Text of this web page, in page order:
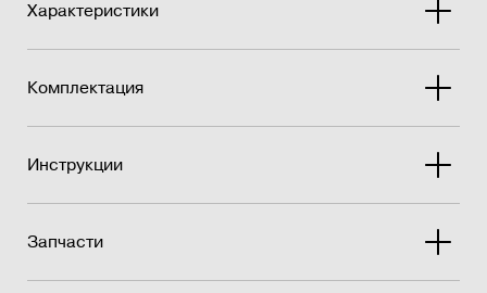
Характеристики
Комплектация
Инструкции
Запчасти